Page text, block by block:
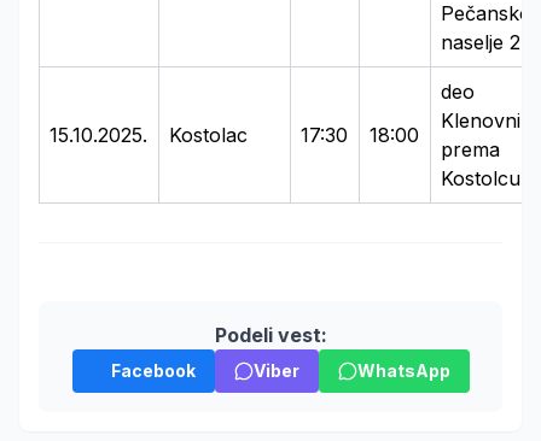
Pečansko
naselje 2 i
15.10.2025. Kostolac 17:30 18:00
deo
Klenovnika
prema
Kostolcu
Podeli vest:
Facebook Viber WhatsApp